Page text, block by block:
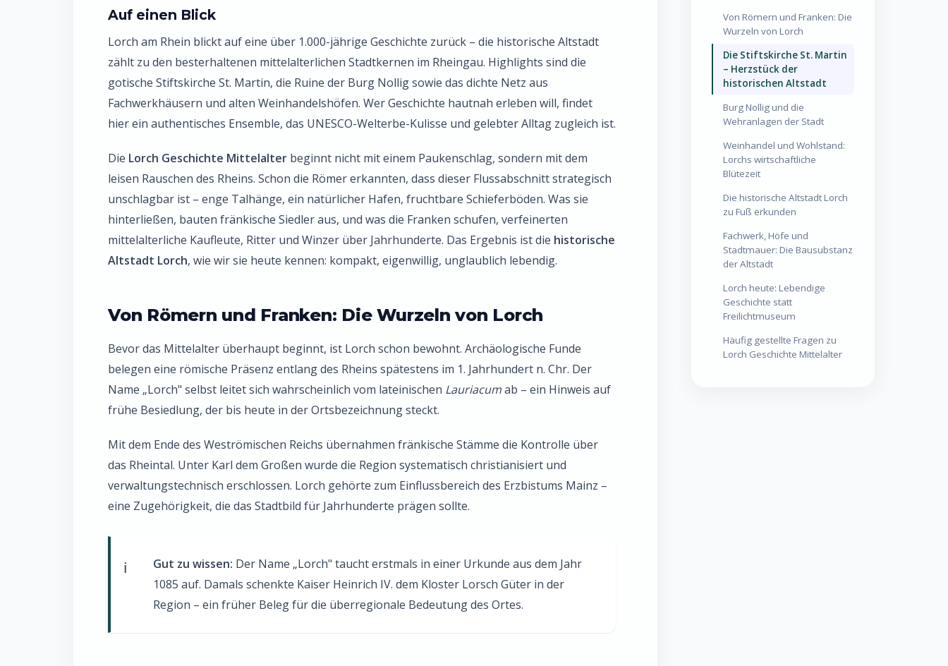
Auf einen Blick
Lorch am Rhein blickt auf eine über 1.000-jährige Geschichte zurück – die historische Altstadt
zählt zu den besterhaltenen mittelalterlichen Stadtkernen im Rheingau. Highlights sind die
gotische Stiftskirche St. Martin, die Ruine der Burg Nollig sowie das dichte Netz aus
Fachwerkhäusern und alten Weinhandelshöfen. Wer Geschichte hautnah erleben will, findet
hier ein authentisches Ensemble, das UNESCO-Welterbe-Kulisse und gelebter Alltag zugleich ist.
Die Lorch Geschichte Mittelalter beginnt nicht mit einem Paukenschlag, sondern mit dem
leisen Rauschen des Rheins. Schon die Römer erkannten, dass dieser Flussabschnitt strategisch
unschlagbar ist – enge Talhänge, ein natürlicher Hafen, fruchtbare Schieferböden. Was sie
hinterließen, bauten fränkische Siedler aus, und was die Franken schufen, verfeinerten
mittelalterliche Kaufleute, Ritter und Winzer über Jahrhunderte. Das Ergebnis ist die historische
Altstadt Lorch, wie wir sie heute kennen: kompakt, eigenwillig, unglaublich lebendig.
Von Römern und Franken: Die Wurzeln von Lorch
Bevor das Mittelalter überhaupt beginnt, ist Lorch schon bewohnt. Archäologische Funde
belegen eine römische Präsenz entlang des Rheins spätestens im 1. Jahrhundert n. Chr. Der
Name „Lorch" selbst leitet sich wahrscheinlich vom lateinischen Lauriacumab – ein Hinweis auf
frühe Besiedlung, der bis heute in der Ortsbezeichnung steckt.
Mit dem Ende des Weströmischen Reichs übernahmen fränkische Stämme die Kontrolle über
das Rheintal. Unter Karl dem Großen wurde die Region systematisch christianisiert und
verwaltungstechnisch erschlossen. Lorch gehörte zum Einflussbereich des Erzbistums Mainz –
eine Zugehörigkeit, die das Stadtbild für Jahrhunderte prägen sollte.
Gut zu wissen: Der Name „Lorch" taucht erstmals in einer Urkunde aus dem Jahr
1085 auf. Damals schenkte Kaiser Heinrich IV. dem Kloster Lorsch Güter in der
Region – ein früher Beleg für die überregionale Bedeutung des Ortes.
Von Römern und Franken: Die
Wurzeln von Lorch
Die Stiftskirche St. Martin
– Herzstück der
historischen Altstadt
Burg Nollig und die
Wehranlagen der Stadt
Weinhandel und Wohlstand:
Lorchs wirtschaftliche
Blütezeit
Die historische Altstadt Lorch
zu Fuß erkunden
Fachwerk, Höfe und
Stadtmauer: Die Bausubstanz
der Altstadt
Lorch heute: Lebendige
Geschichte statt
Freilichtmuseum
Häufig gestellte Fragen zu
Lorch Geschichte Mittelalter